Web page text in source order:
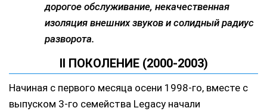
дорогое обслуживание, некачественная
изоляция внешних звуков и солидный радиус
разворота.
II ПОКОЛЕНИЕ (2000-2003)
Начиная с первого месяца осени 1998-го, вместе с
выпуском 3-го семейства Legacy начали